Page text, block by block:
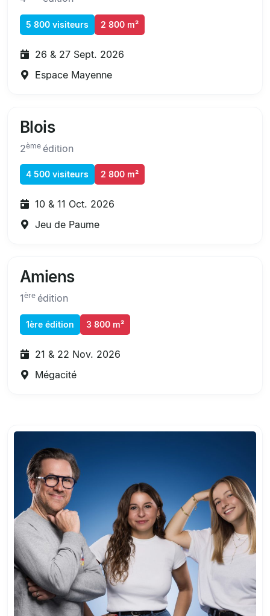
5 800 visiteurs 2 800 m²
26 & 27 Sept. 2026
Espace Mayenne
Blois
2ème édition
4 500 visiteurs 2 800 m²
10 & 11 Oct. 2026
Jeu de Paume
Amiens
1ère édition
1ère édition 3 800 m²
21 & 22 Nov. 2026
Mégacité